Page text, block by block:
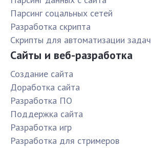
Парсинг соцальных сетей
Разработка скрипта
Скрипты для автоматизации задач
Сайты и веб-разработка
Создание сайта
Доработка сайта
Разработка ПО
Поддержка сайта
Разработка игр
Разработка для стримеров